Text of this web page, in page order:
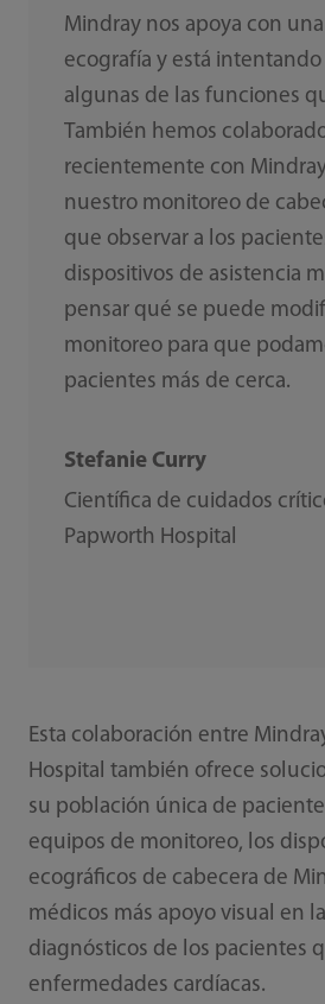
Mindray nos apoya con
ecografía y está
algunas de las funciones
También hemos
recientemente con
nuestro monitoreo de
que observar a los
dispositivos de asistencia
pensar qué se puede
monitoreo para que
pacientes más de cerca.
Stefanie Curry
Científica de cuidados
Papworth Hospital
Esta colaboración entre
Hospital también ofrece
su población única de
equipos de monitoreo, los
ecográficos de cabecera de
médicos más apoyo visual en
diagnósticos de los pacientes
enfermedades cardíacas.